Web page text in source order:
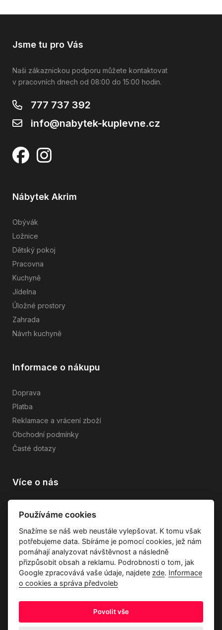
Jsme tu pro Vás
Naši zákaznickou podporu můžete kontaktovat
v pracovních dnech od 08:00 do 15:00 hodin.
777 737 392
info@nabytek-kuplevne.cz
Nábytek Akrim
Obývák
Ložnice
Dětský pokoj
Pracovna
Kuchyně
Jídelna
Úložné prostory
Zahrada
Návrh kuchyně
Informace o nákupu
Doprava
Platba
Reklamace a vrácení zboží
Obchodní podmínky
Časté dotazy
Více o nás
Průvodce tkaninami
Kontakty
Ochrana osobních údajů
Používáme cookies
Snažíme se náš web neustále vylepšovat. K tomu však
potřebujeme data. Sbíráme je pomocí cookies, jež nám
pomáhají analyzovat návštěvnost a následně
přizpůsobit obsah a reklamu. Podrobnosti o tom, jak
Google zpracovává vaše údaje, najdete zde. Informace
o cookies a správa předvoleb
Povolit vše